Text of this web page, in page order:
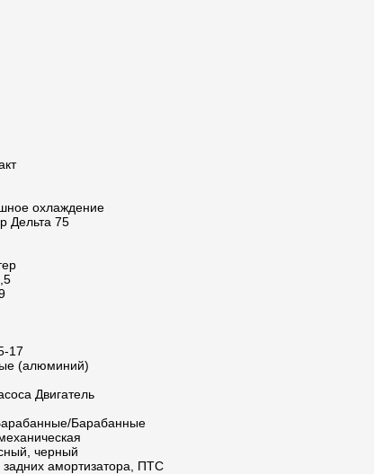
охлаждение
Дельта 75
17
(алюминий)
Двигатель
Барабанные
черный
амортизатора, ПТС